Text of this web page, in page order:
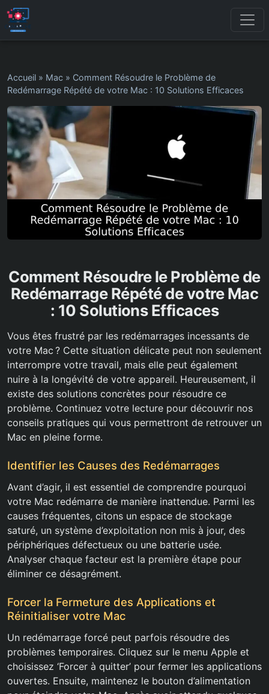
Accueil » Mac » Comment Résoudre le Problème de
Redémarrage Répété de votre Mac : 10 Solutions Efficaces
Comment Résoudre le Problème de
Redémarrage Répété de votre Mac
: 10 Solutions Efficaces
Vous êtes frustré par les redémarrages incessants de
votre Mac ? Cette situation délicate peut non seulement
interrompre votre travail, mais elle peut également
nuire à la longévité de votre appareil. Heureusement, il
existe des solutions concrètes pour résoudre ce
problème. Continuez votre lecture pour découvrir nos
conseils pratiques qui vous permettront de retrouver un
Mac en pleine forme.
Identifier les Causes des Redémarrages
Avant d’agir, il est essentiel de comprendre pourquoi
votre Mac redémarre de manière inattendue. Parmi les
causes fréquentes, citons un espace de stockage
saturé, un système d’exploitation non mis à jour, des
périphériques défectueux ou une batterie usée.
Analyser chaque facteur est la première étape pour
éliminer ce désagrément.
Forcer la Fermeture des Applications et
Réinitialiser votre Mac
Un redémarrage forcé peut parfois résoudre des
problèmes temporaires. Cliquez sur le menu Apple et
choisissez ‘Forcer à quitter’ pour fermer les applications
ouvertes. Ensuite, maintenez le bouton d’alimentation